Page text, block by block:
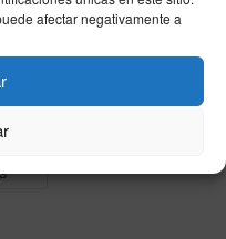
afectar negativamente a
6 de agosto de 2026:
salud, amor y trabajo